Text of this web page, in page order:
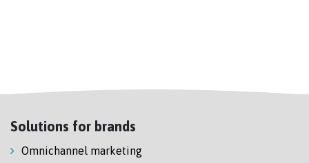
Solutions for brands
Omnichannel marketing